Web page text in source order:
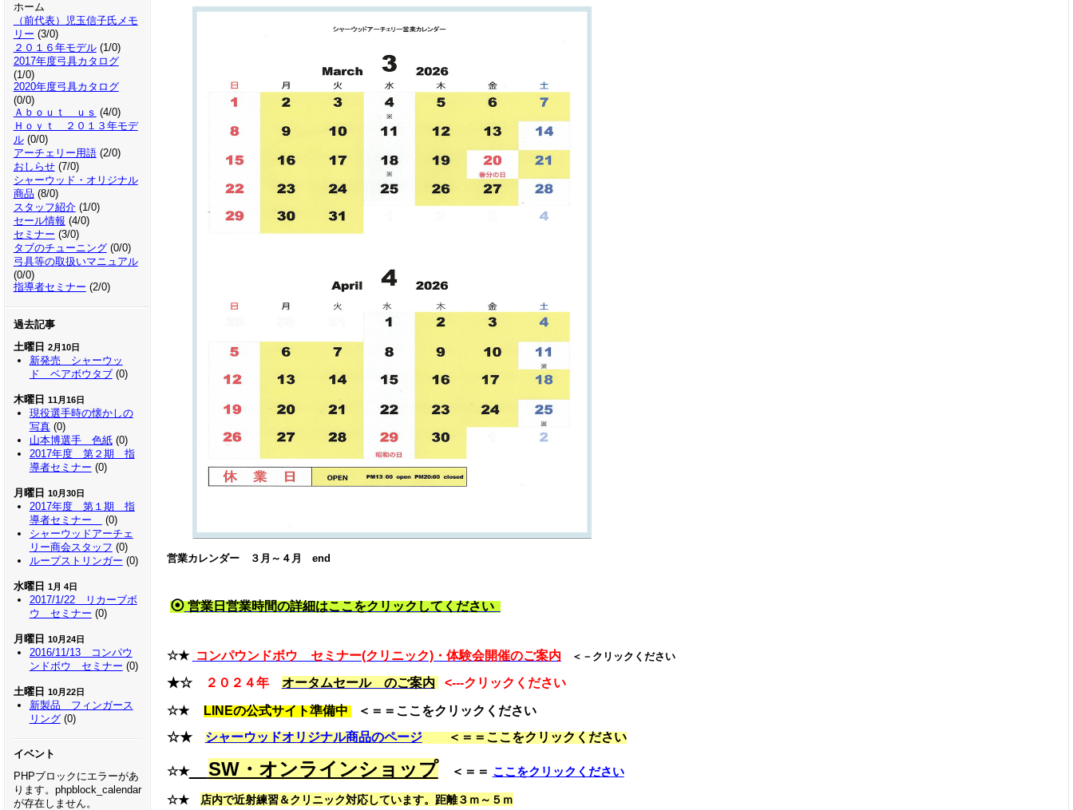
ホーム
（前代表）児玉信子氏メモ
リー (3/0)
２０１６年モデル(1/0)
2017年度弓具カタログ
(1/0)
2020年度弓具カタログ
(0/0)
Ａｂｏｕｔ ｕｓ (4/0)
Ｈｏｙｔ ２０１３年モデ
ル(0/0)
アーチェリー用語(2/0)
おしらせ(7/0)
シャーウッド・オリジナル
商品 (8/0)
スタッフ紹介(1/0)
セール情報 (4/0)
セミナー (3/0)
タブのチューニング(0/0)
弓具等の取扱いマニュアル
(0/0)
指導者セミナー (2/0)
過去記事
土曜日 2月10日
新発売 シャーウッ
ド ベアボウタブ(0)
木曜日 11月16日
現役選手時の懐かしの
写真(0)
山本博選手 色紙(0)
2017年度 第２期 指
導者セミナー (0)
月曜日 10月30日
2017年度 第１期 指
導者セミナー
(0)
シャーウッドアーチェ
リー商会スタッフ (0)
ループストリンガー (0)
水曜日 1月 4日
2017/1/22 リカーブボ
ウ セミナー (0)
月曜日 10月24日
2016/11/13 コンパウ
ンドボウ セミナー (0)
土曜日 10月22日
新製品 フィンガース
リング(0)
イベント
PHPブロックにエラーがあ
ります。phpblock_calendar
が存在しません。
営業カレンダー ３月～４月 end
⦿ 営業日営業時間の詳細はここをクリックしてください
☆★ コンパウンドボウ セミナー(クリニック)・体験会開催のご案内 ＜－クリックください
★☆ ２０２４年 オータムセール のご案内 <---クリックください
☆★ LINEの公式サイト準備中
＜＝＝ここをクリックください
☆★ シャーウッドオリジナル商品のページ＜＝＝ここをクリックください
☆★ SW・オンラインショップ ＜ ＝＝ ここをクリックください
☆★
店内で近射練習＆クリニック対応しています。距離３ｍ～５ｍ